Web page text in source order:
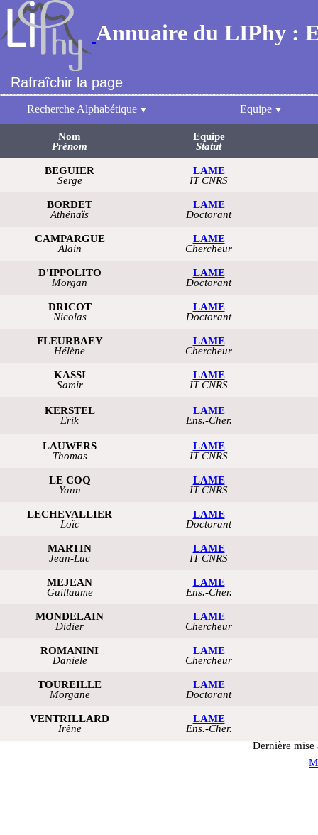
Annuaire du LIPhy :
Rafraîchir la page
Recherche Alphabétique Equipe
Nom
Prénom
Equipe
Statut
BEGUIER
Serge
LAME
IT CNRS
BORDET
Athénaïs
LAME
Doctorant
CAMPARGUE
Alain
LAME
Chercheur
D'IPPOLITO
Morgan
LAME
Doctorant
DRICOT
Nicolas
LAME
Doctorant
FLEURBAEY
Hélène
LAME
Chercheur
KASSI
Samir
LAME
IT CNRS
KERSTEL
Erik
LAME
Ens.-Cher.
LAUWERS
Thomas
LAME
IT CNRS
LE COQ
Yann
LAME
IT CNRS
LECHEVALLIER
Loïc
LAME
Doctorant
MARTIN
Jean-Luc
LAME
IT CNRS
MEJEAN
Guillaume
LAME
Ens.-Cher.
MONDELAIN
Didier
LAME
Chercheur
ROMANINI
Daniele
LAME
Chercheur
TOUREILLE
Morgane
LAME
Doctorant
VENTRILLARD
Irène
LAME
Ens.-Cher.
Dernière